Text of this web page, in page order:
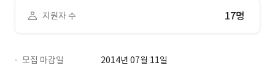
지원자 수 17명
모집 마감일
2014년 07월 11일